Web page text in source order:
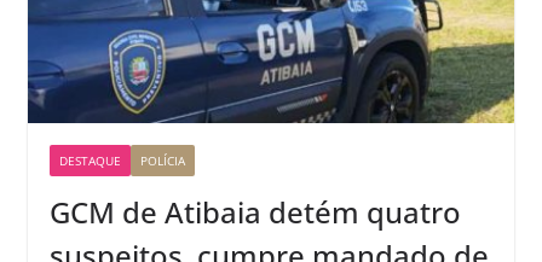
DESTAQUE POLÍCIA
GCM de Atibaia detém quatro